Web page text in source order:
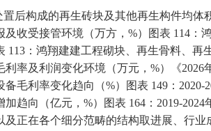
构成的再生砖块及其他再生构件均体
收受接管环境（万方，%）图表 114：
113：鸿翔建建工程砌块、再生骨料、
利率及利润变化环境（万元，%）《
毛利率变化趋向（%）图表 149：
趋向（亿元，%）图表 164：2019-
正在各个细分范畴的结构取进展、行